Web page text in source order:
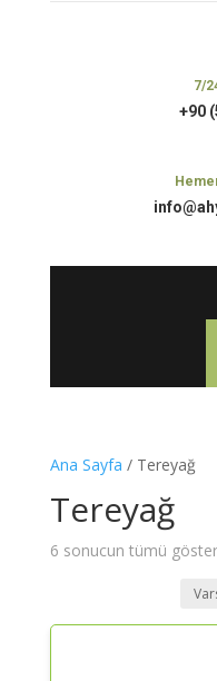
7/
+90
Ana Sayfa / Tereyağ
Tereyağ
6 sonucun tümü